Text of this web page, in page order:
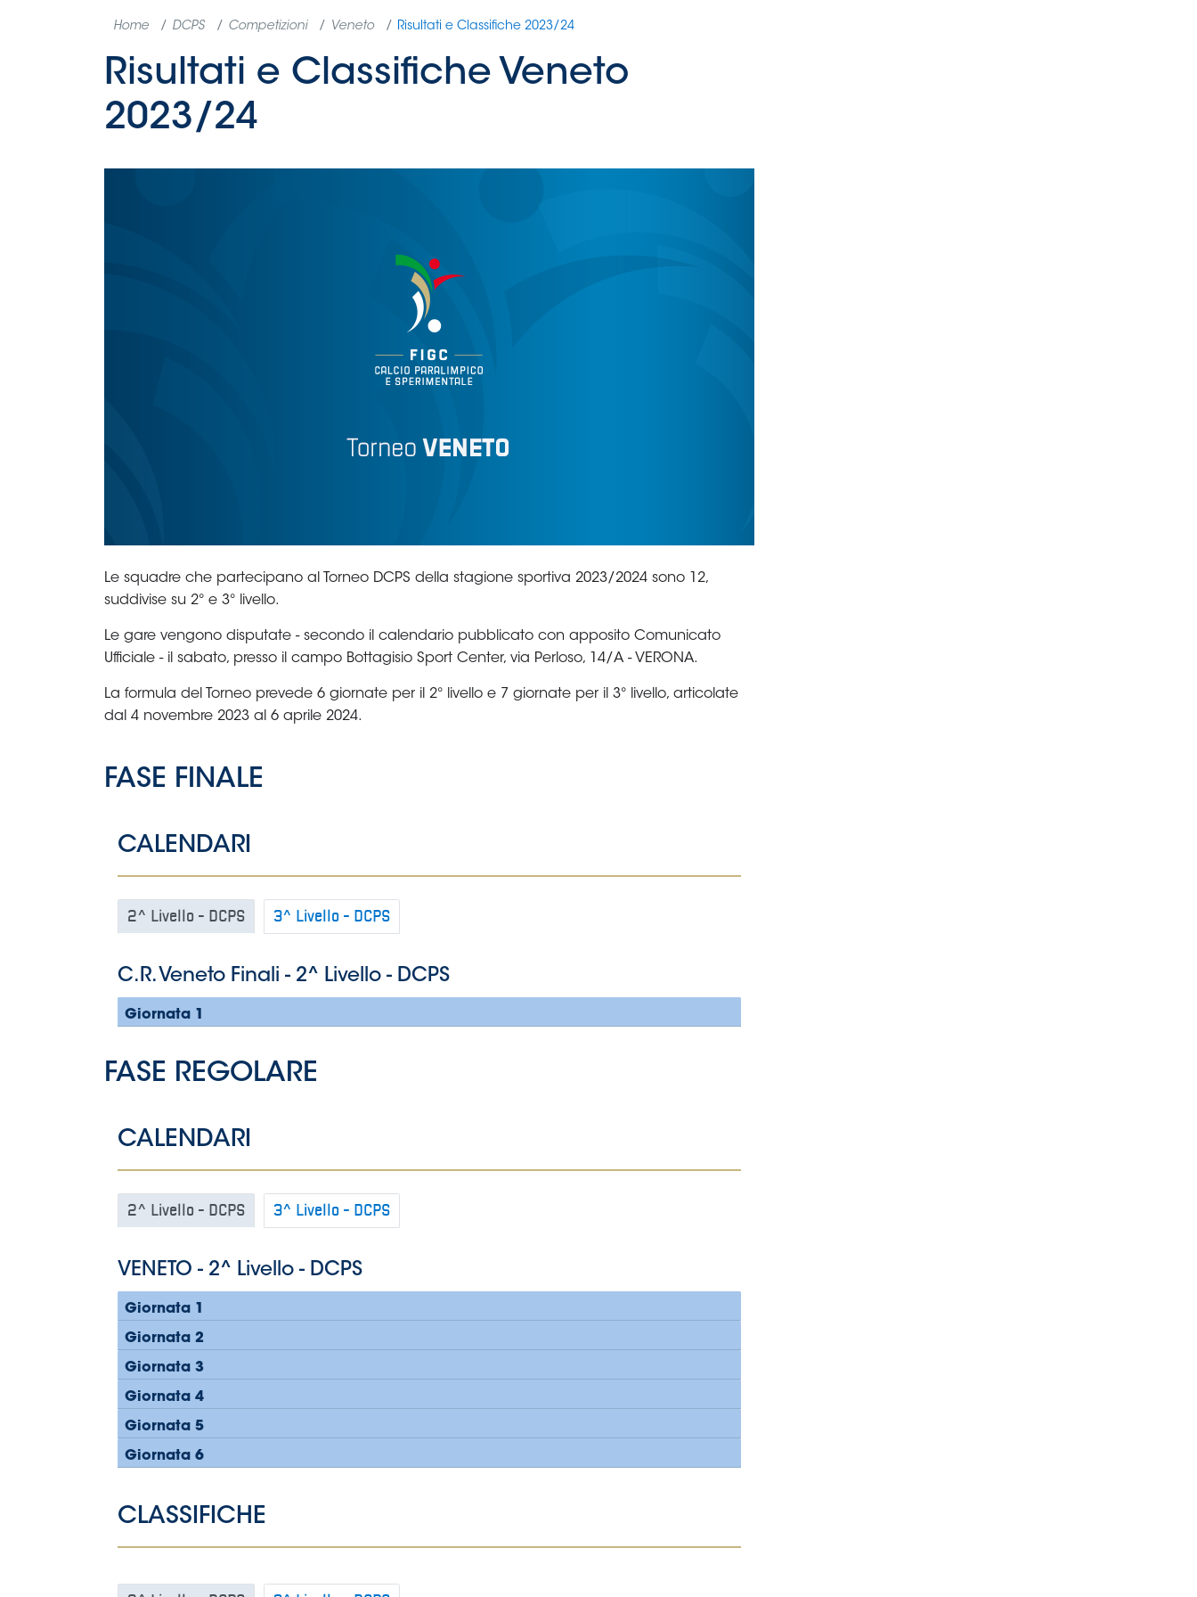
Home DCPS Competizioni Veneto Risultati e Classifiche 2023/24
Risultati e Classifiche Veneto
2023/24
Le squadre che partecipano al Torneo DCPS della stagione sportiva 2023/2024 sono 12,
suddivise su 2° e 3° livello.
Le gare vengono disputate - secondo il calendario pubblicato con apposito Comunicato
Ufficiale - il sabato, presso il campo Bottagisio Sport Center, via Perloso, 14/A - VERONA.
La formula del Torneo prevede 6 giornate per il 2° livello e 7 giornate per il 3° livello, articolate
dal 4 novembre 2023 al 6 aprile 2024.
FASE FINALE
CALENDARI
2^ Livello - DCPS 3^ Livello - DCPS
C.R. Veneto Finali - 2^ Livello - DCPS
Giornata 1
FASE REGOLARE
CALENDARI
2^ Livello - DCPS 3^ Livello - DCPS
VENETO - 2^ Livello - DCPS
Giornata 1
Giornata 2
Giornata 3
Giornata 4
Giornata 5
Giornata 6
CLASSIFICHE